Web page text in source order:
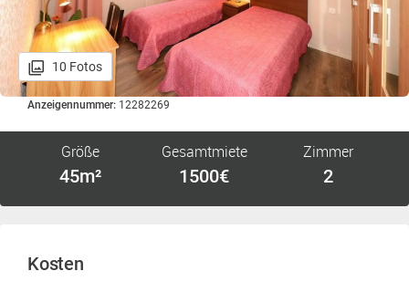
10 Fotos
Anzeigennummer: 12282269
Größe
45m²
Gesamtmiete
1500€
Zimmer
2
Kosten